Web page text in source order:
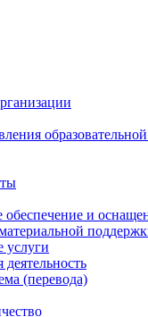
и
услуги
(перевода)